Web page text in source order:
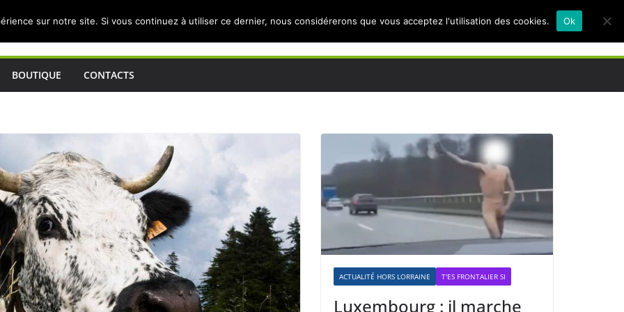
BOUTIQUE CONTACTS
ACTUALITÉ HORS LORRAINE T'ES FRONTALIER SI
Luxembourg : il marche
sur notre site. Si vous continuez à utiliser ce dernier, nous considérerons que vous acceptez l'utilisation des cookies. Ok